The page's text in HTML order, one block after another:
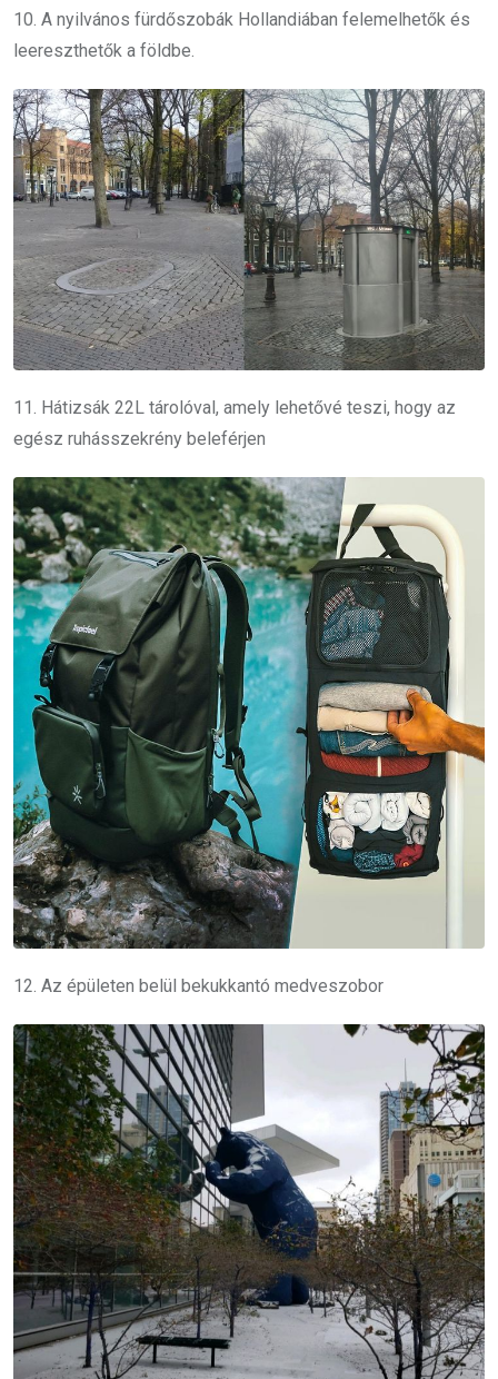
10. A nyilvános fürdőszobák Hollandiában felemelhetők és
leereszthetők a földbe.
11. Hátizsák 22L tárolóval, amely lehetővé teszi, hogy az
egész ruhásszekrény beleférjen
12. Az épületen belül bekukkantó medveszobor